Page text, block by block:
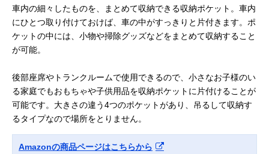
車内の細々したものを、まとめて収納できる収納ポケット。車内
にひとつ取り付けておけば、車の中がすっきりと片付きます。ポ
ケットの中には、小物や掃除グッズなどをまとめて収納すること
が可能。
後部座席やトランクルームで使用できるので、小さなお子様のい
る家庭でもおもちゃや子供用品を収納ポケットに片付けることが
可能です。大きさの違う4つのポケットがあり、吊るして収納す
るタイプなので場所をとりません。
Amazonの商品ページはこちらから